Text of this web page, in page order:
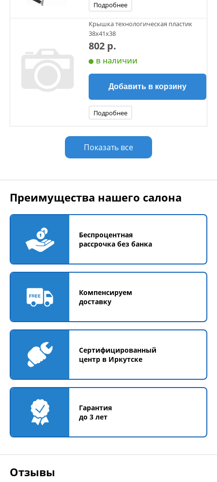
Подробнее
Крышка технологическая пластик
38х41х38
802 р.
в наличии
Добавить в корзину
Подробнее
Показать все
Преимущества нашего салона
Беспроцентная
рассрочка без банка
Компенсируем
доставку
Сертифицированный
центр в Иркутске
Гарантия
до 3 лет
Отзывы